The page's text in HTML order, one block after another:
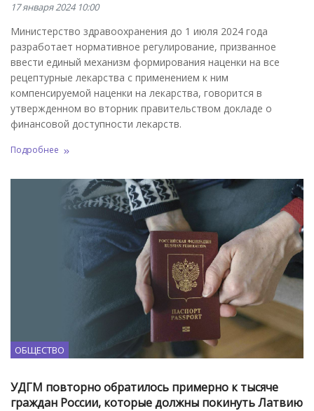
17 января 2024 10:00
Министерство здравоохранения до 1 июля 2024 года
разработает нормативное регулирование, призванное
ввести единый механизм формирования наценки на все
рецептурные лекарства с применением к ним
компенсируемой наценки на лекарства, говорится в
утвержденном во вторник правительством докладе о
финансовой доступности лекарств.
Подробнее
ОБЩЕСТВО
УДГМ повторно обратилось примерно к тысяче
граждан России, которые должны покинуть Латвию